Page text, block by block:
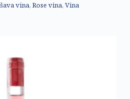
vina,Rose vina,Vina